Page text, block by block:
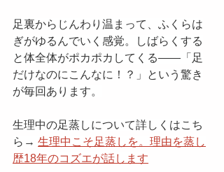
足裏からじんわり温まって、ふくらは
ぎがゆるんでいく感覚。しばらくする
と体全体がポカポカしてくる——「足
だけなのにこんなに！？」という驚き
が毎回あります。
生理中の足蒸しについて詳しくはこち
ら→ 生理中こそ足蒸しを。理由を蒸し
歴18年のコズエが話します